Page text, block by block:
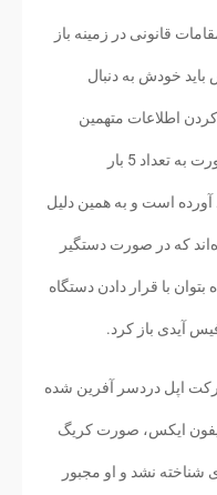
قانونی در زمینه باز
خودش به دنبال
اطلاعات متهمین
باشد. علاوه بر این، محدودیت اسکن صورت به تعداد 5 بار
است و به همین دلیل
که در صورت دستگیر
بتوان با قرار دادن دستگاه
آیدی باز کرد.
اپل دردسر آفرین شده
معرفی آیفون ایکس، صورت کریگ
نشد و او مجبور